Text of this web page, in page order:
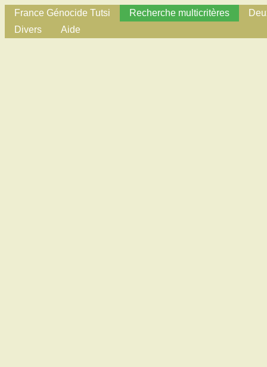
France Génocide Tutsi Recherche multicritères
Divers
Aide